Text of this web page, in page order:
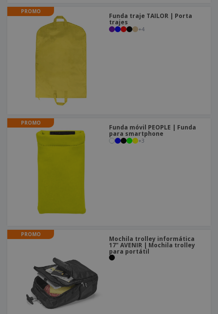
PROMO
Funda traje TAILOR | Porta
trajes
+4
PROMO
Funda móvil PEOPLE | Funda
para smartphone
+3
PROMO
Mochila trolley informática
17" AVENIR | Mochila trolley
para portátil